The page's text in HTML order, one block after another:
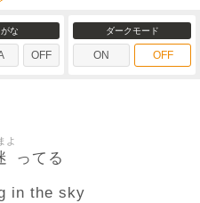
がな
OFF
ダークモード
ON OFF
よ
ってる
in the sky